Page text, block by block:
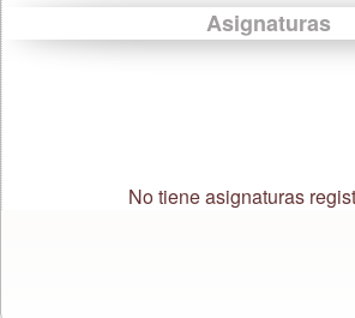
Asignaturas
No tiene asignaturas